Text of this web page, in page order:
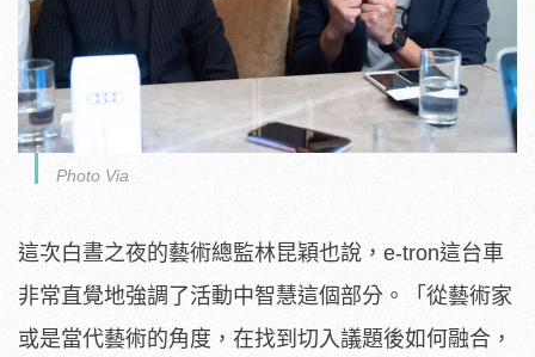
Photo Via
這次白晝之夜的藝術總監林昆穎也說，e-tron這台車
非常直覺地強調了活動中智慧這個部分。「從藝術家
或是當代藝術的角度，在找到切入議題後如何融合，